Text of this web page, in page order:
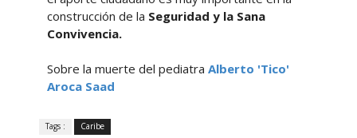
construcción de la Seguridad y la Sana
Convivencia.
Sobre la muerte del pediatra Alberto 'Tico'
Aroca Saad
Tags : Caribe